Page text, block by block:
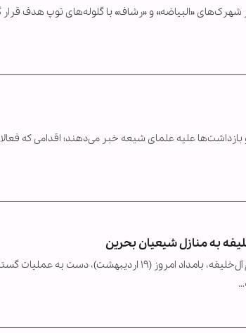
شهرک‌های «البیاضه» و «رشاف» با گلوله‌های توپ هدف قرار
علیه علمای شیعه خبر می‌دهند؛ اقدامی که
پایگاه «ائتلاف جوانان انقلاب ۱۴ فوریه» در بحرین گزارش داد که نیروهای رژیم آل‌خلیفه، بامداد امروز (۱۹ اردیبهشت)، دست